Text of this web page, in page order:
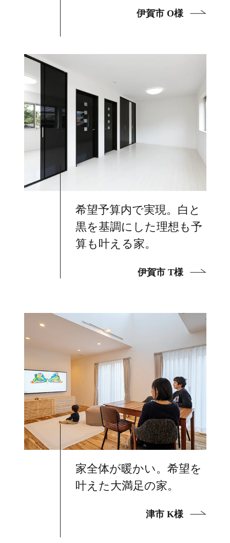
伊賀市 O様
希望予算内で実現。白と
黒を基調にした理想も予
算も叶える家。
伊賀市 T様
家全体が暖かい。希望を
叶えた大満足の家。
津市 K様